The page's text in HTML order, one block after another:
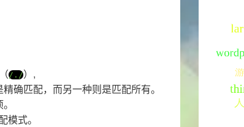
/./）,
确匹配，而另一种则是匹配所有。
模式。